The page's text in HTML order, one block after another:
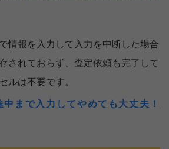
情報を入力して入力を中断した場合
されておらず、査定依頼も完了して
ルは不要です。
中まで入力してやめても大丈夫！